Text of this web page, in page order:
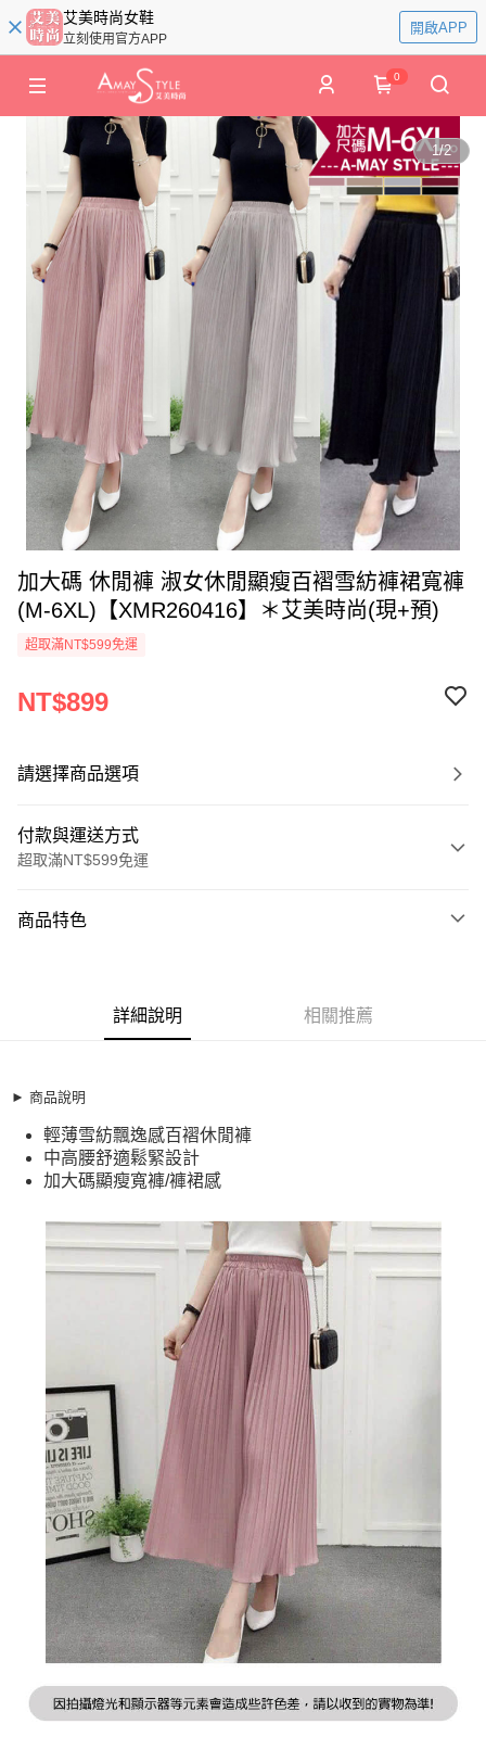
艾美時尚女鞋
立刻使用官方APP
開啟APP
0
1/2
加大碼 休閒褲 淑女休閒顯瘦百褶雪紡褲裙寬褲
(M-6XL)【XMR260416】＊艾美時尚(現+預)
超取滿NT$599免運
NT$899
請選擇商品選項
付款與運送方式
超取滿NT$599免運
信用卡一次付款
街口支付
悠遊付
全盈+PAY
【關於「AFTEE先享後付」】
AFTEE先享後付是「在收到商品之後才付款」的支付方式。 讓您購物簡單
１．簡單：不需註冊會員、不需綁卡、不需儲值。
２．便利：只要手機號碼，簡訊認證，即可結帳。
３．安心：先確認商品／服務後，再付款。
【「AFTEE先享後付」結帳流程】
１．於結帳方式選擇「AFTEE先享後付」後，將跳轉至「AFTEE先享後付」
結帳頁面，進行簡訊認證並確認金額後，即可完成結帳。
２．訂單成立數日內，您將收到繳費通知簡訊。
３．收到繳費通知簡訊後14天內，點擊此簡訊中的連結，可透過四大超商／
ATM／網路銀行／等多元方式進行付款，方視為交易完成。
※ 請注意：結帳手續完成當下不需立刻繳費，但若您需要取消訂單，請聯絡
購買商品的店家。未經商家同意取消之訂單仍視為有效，需透過AFTEE先享
後付繳納相關費用。
※ 交易是否成功請以「AFTEE先享後付 」之結帳頁面顯示為準，若有關於
是否繳費成功／繳費後需取消欲退款等相關疑問，請聯繫「AFTEE先享後付
客戶支援中心」
https://netprotections.freshdesk.com/support/home
【注意事項】
易，需依本服務之必要範圍內提供個人資料，並將交易相關給付款項請求債
權轉讓予恩沛科技股份有限公司。
每筆NT$79，滿NT$599(含以上)免運費
付款後全家取貨
每筆NT$79，滿NT$599(含以上)免運費
7-11取貨付款
每筆NT$79，滿NT$1,000(含以上)免運費
付款後7-11取貨
每筆NT$79，滿NT$1,000(含以上)免運費
宅配
宅配離島
商品特色
中高腰舒適鬆緊設計
加大碼顯瘦寬褲/褲裙感
加大碼 休閒褲 淑女休閒顯瘦百褶雪紡褲裙寬褲(M-6XL)
【XMR260416】
輕薄雪紡飄逸感百褶休閒褲
加大碼顯瘦寬褲/褲裙感
詳細說明 相關推薦
► 商品說明
輕薄雪紡飄逸感百褶休閒褲
中高腰舒適鬆緊設計
加大碼顯瘦寬褲/褲裙感